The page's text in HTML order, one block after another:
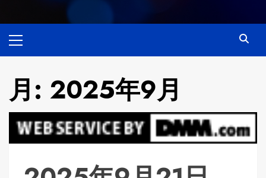
Menu
月: 2025年9月